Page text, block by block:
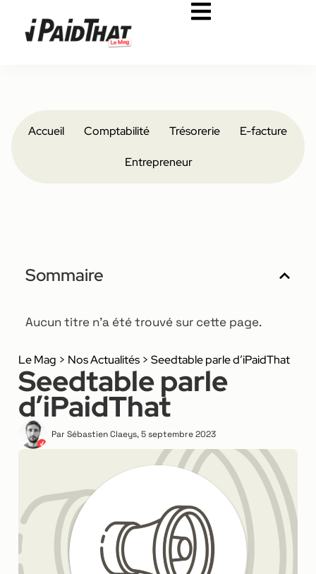
Accueil Comptabilité Trésorerie E-facture
Entrepreneur
Sommaire
Aucun titre n’a été trouvé sur cette page.
Le Mag > Nos Actualités > Seedtable parle d’iPaidThat
Seedtable parle
d’iPaidThat
Par Sébastien Claeys,5 septembre 2023